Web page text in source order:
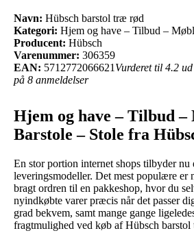
Navn: Hübsch barstol træ rød
Kategori: Hjem og have – Tilbud –
Producent: Hübsch
Varenummer: 306359
EAN: 5712772066621 Vurderet til 4.2
på 8 anmeldelser
Hjem og have – Tilbud –
Barstole – Stole fra
En stor portion internet shops tilbyder nu
leveringsmodeller. Det mest populære er
bragt ordren til en pakkeshop, hvor du
nyindkøbte varer præcis når det passer
grad bekvem, samt mange gange
fragtmulighed ved køb af Hübsch